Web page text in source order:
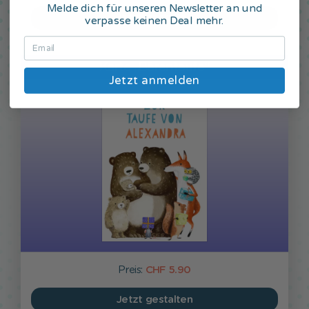
Jetzt gestalten
Karte „Bärentaufe“
Preis: CHF 5.90
Jetzt gestalten
Melde dich für unseren Newsletter an und
verpasse keinen Deal mehr.
Jetzt anmelden